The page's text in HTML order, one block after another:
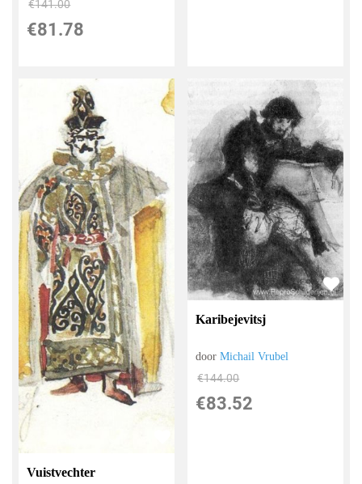
€141.00
€81.78
Vuistvechter
Karibejevitsj
doorMichail Vrubel
€144.00
€83.52